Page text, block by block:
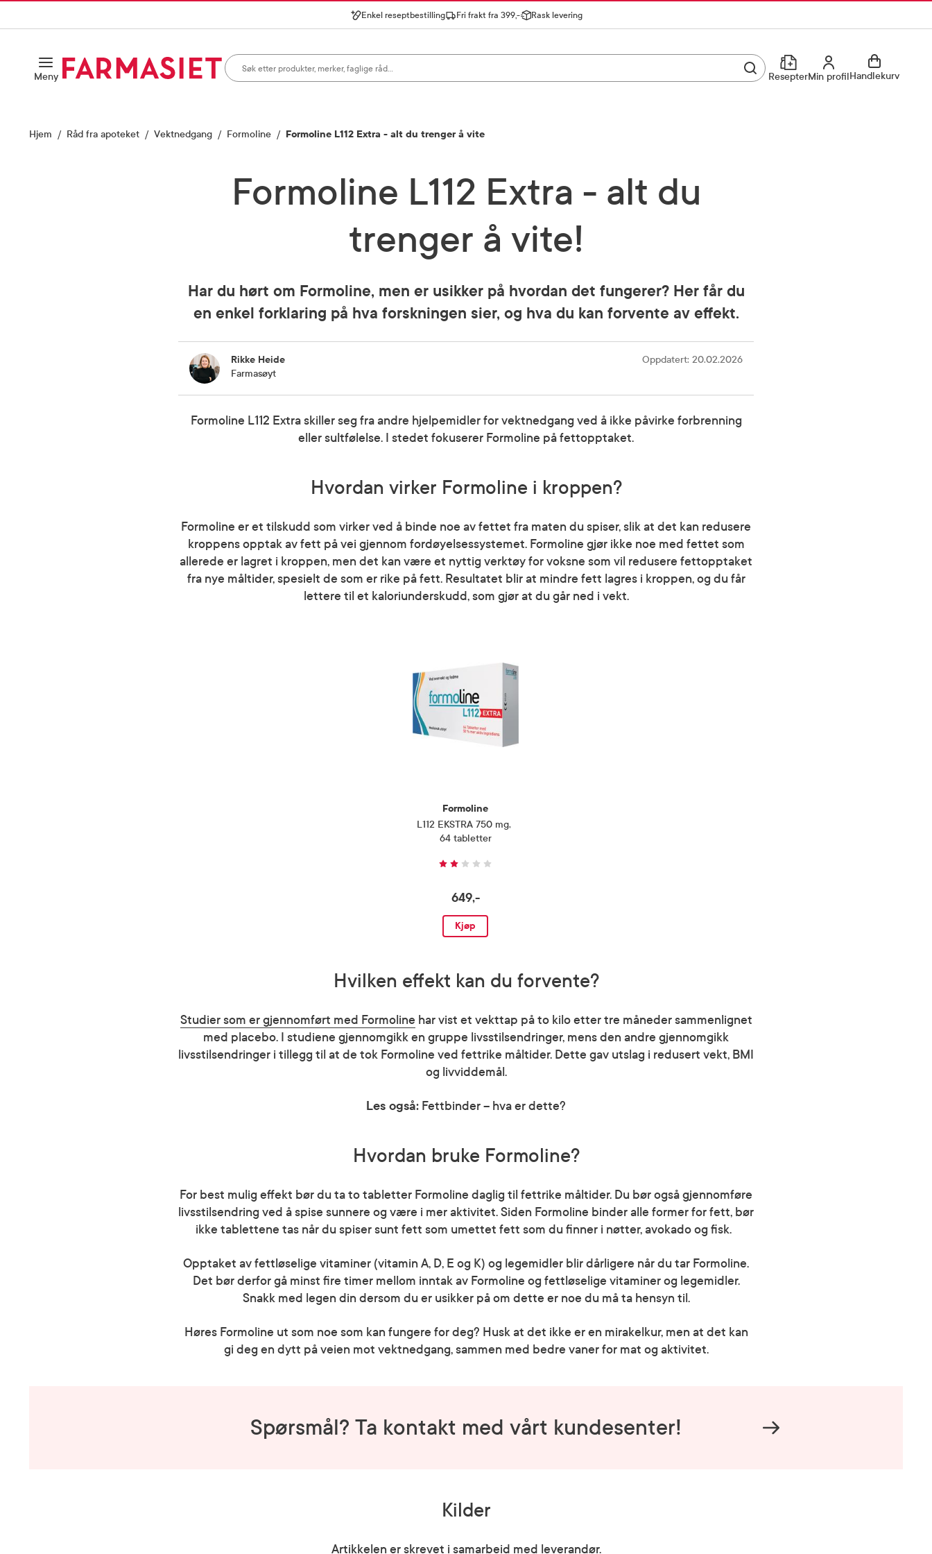
Enkel reseptbestilling Fri frakt fra 399,- Rask levering
INNHOLD
MenyÅpne
Søk i apotek
Utfør søkResepter
Resepthistorikk
Min profilMin profilHandlekurv
Hjem Råd fra apoteket Vektnedgang Formoline Formoline L112 Extra - alt du trenger å vite
Formoline L112 Extra - alt du
trenger å vite!
Har du hørt om Formoline, men er usikker på hvordan det fungerer? Her får du
en enkel forklaring på hva forskningen sier, og hva du kan forvente av effekt.
Rikke Heide
Farmasøyt
Oppdatert: 20.02.2026
Formoline L112 Extra skiller seg fra andre hjelpemidler for vektnedgang ved å ikke påvirke forbrenning
eller sultfølelse. I stedet fokuserer Formoline på fettopptaket.
Hvordan virker Formoline i kroppen?
Formoline er et tilskudd som virker ved å binde noe av fettet fra maten du spiser, slik at det kan redusere
kroppens opptak av fett på vei gjennom fordøyelsessystemet. Formoline gjør ikke noe med fettet som
allerede er lagret i kroppen, men det kan være et nyttig verktøy for voksne som vil redusere fettopptaket
fra nye måltider, spesielt de som er rike på fett. Resultatet blir at mindre fett lagres i kroppen, og du får
lettere til et kaloriunderskudd, som gjør at du går ned i vekt.
Formoline
L112 EKSTRA 750 mg,
64 tabletter
649,-
Kjøp
Hvilken effekt kan du forvente?
Studier som er gjennomført med Formoline har vist et vekttap på to kilo etter tre måneder sammenlignet
med placebo. I studiene gjennomgikk en gruppe livsstilsendringer, mens den andre gjennomgikk
livsstilsendringer i tillegg til at de tok Formoline ved fettrike måltider. Dette gav utslag i redusert vekt, BMI
og livviddemål.
Les også: Fettbinder – hva er dette?
Hvordan bruke Formoline?
For best mulig effekt bør du ta to tabletter Formoline daglig til fettrike måltider. Du bør også gjennomføre
livsstilsendring ved å spise sunnere og være i mer aktivitet. Siden Formoline binder alle former for fett, bør
ikke tablettene tas når du spiser sunt fett som umettet fett som du finner i nøtter, avokado og fisk.
Opptaket av fettløselige vitaminer (vitamin A, D, E og K) og legemidler blir dårligere når du tar Formoline.
Det bør derfor gå minst fire timer mellom inntak av Formoline og fettløselige vitaminer og legemidler.
Snakk med legen din dersom du er usikker på om dette er noe du må ta hensyn til.
Høres Formoline ut som noe som kan fungere for deg? Husk at det ikke er en mirakelkur, men at det kan
gi deg en dytt på veien mot vektnedgang, sammen med bedre vaner for mat og aktivitet.
Spørsmål? Ta kontakt med vårt kundesenter!
Kilder
Artikkelen er skrevet i samarbeid med leverandør.